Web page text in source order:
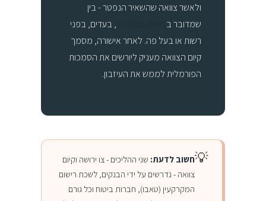
ולאשר צוואה שהשאיר הנפטר - בין
שמדובר ב
, בעדים, בפני
רשות או בעל פה. לאחר אישורה, מסמך
קיום הצוואה מעניק ליורשים את הסמכות
הפורמלית לממש את העיזבון.
💡חשוב לדעת: שני ההליכים - צו ירושה וקיום
צוואה - נדרשים על ידי הבנקים, לשכת רישום
המקרקעין (טאבו), חברות ביטוח וכל גורם